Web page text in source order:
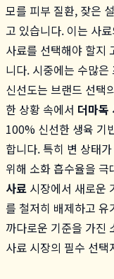
모를 피부 질환, 잦은
고 있습니다. 이는 사
사료를 선택해야 할지
니다. 시중에는 수많
신선도는 브랜드 선택
한 상황 속에서 더마독
100% 신선한 생육 기
합니다. 특히 변 상태
위해 소화 흡수율을
사료 시장에서 새로운
를 철저히 배제하고
까다로운 기준을 가진
사료 시장의 필수 선